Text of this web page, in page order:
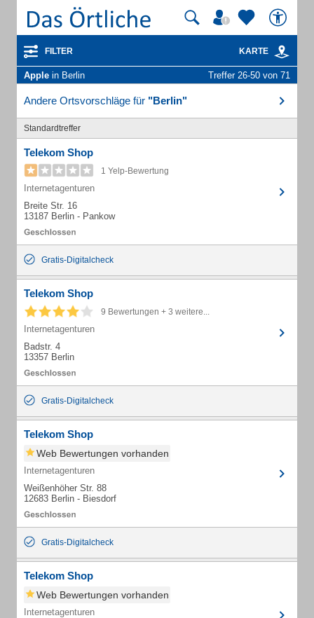
FILTER KARTE
Apple in Berlin Treffer 26-50 von 71
Andere Ortsvorschläge für "Berlin"
Standardtreffer
Telekom Shop
1 Yelp-Bewertung
Internetagenturen
Breite Str. 16
13187 Berlin - Pankow
Gratis-Digitalcheck
Telekom Shop
9 Bewertungen + 3 weitere...
Internetagenturen
Badstr. 4
13357 Berlin
Gratis-Digitalcheck
Telekom Shop
Web Bewertungen vorhanden
Internetagenturen
Weißenhöher Str. 88
12683 Berlin - Biesdorf
Gratis-Digitalcheck
Telekom Shop
Web Bewertungen vorhanden
Internetagenturen